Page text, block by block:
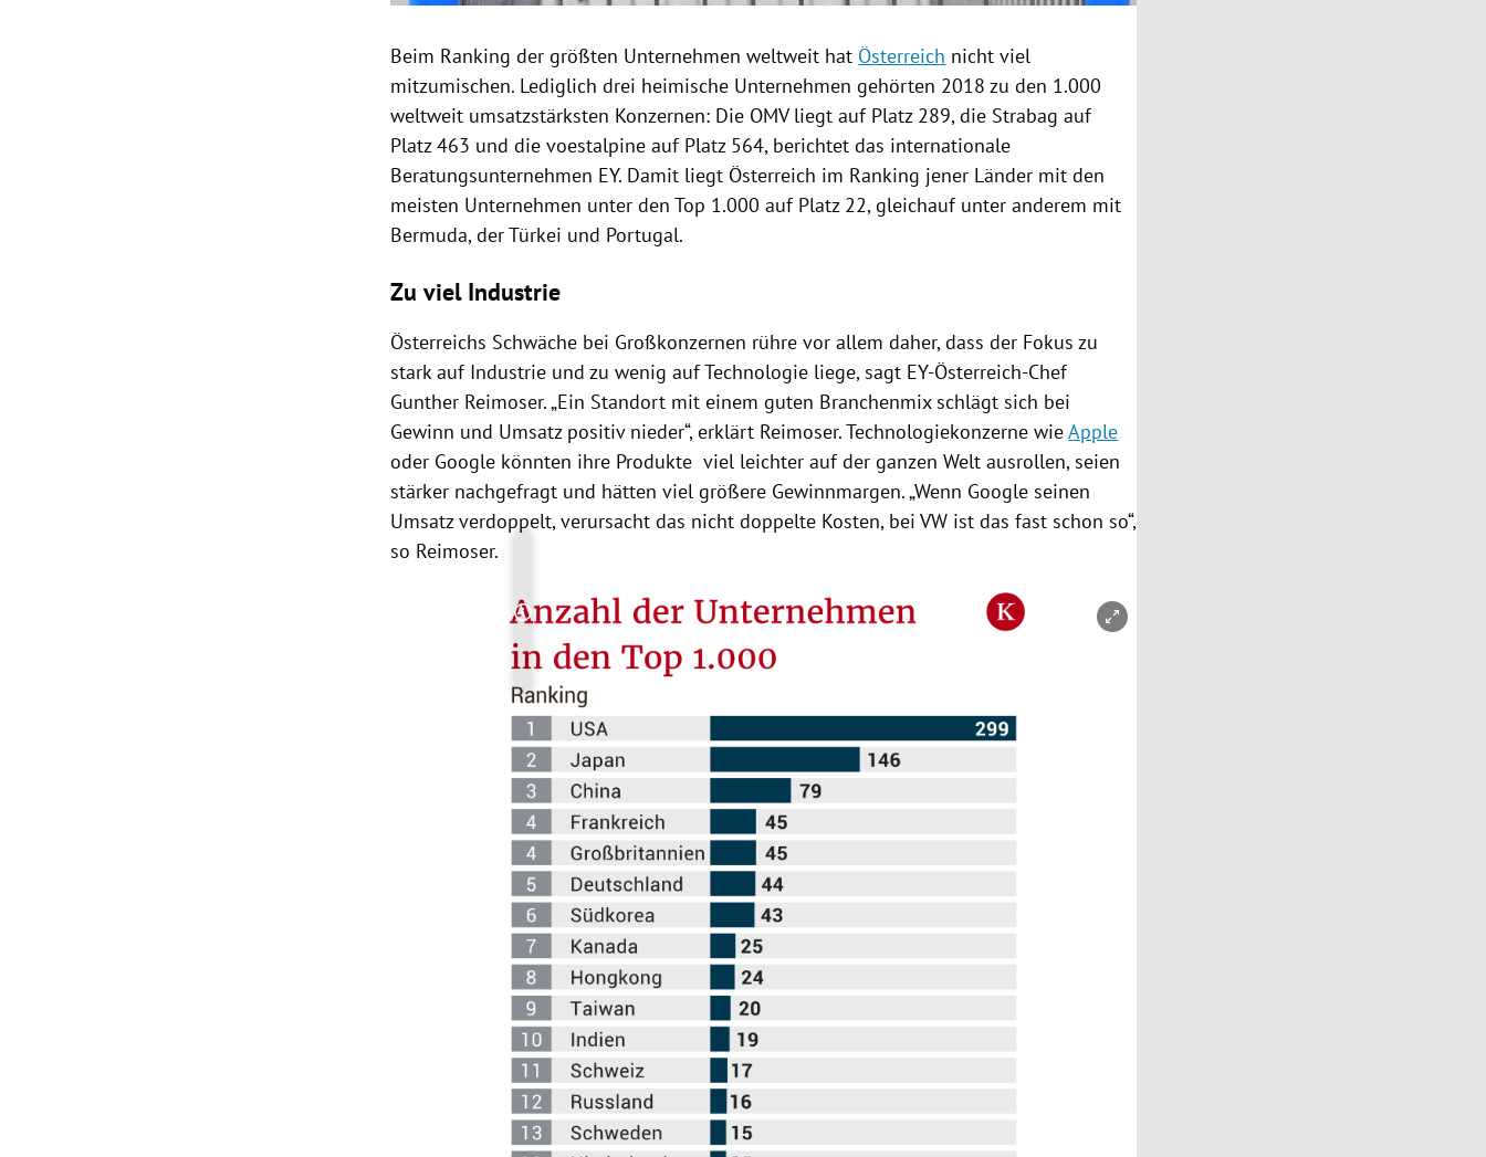
Beim Ranking der größten Unternehmen weltweit hat Österreich nicht viel
mitzumischen. Lediglich drei heimische Unternehmen gehörten 2018 zu den 1.000
weltweit umsatzstärksten Konzernen: Die OMVliegt auf Platz 289, die Strabag auf
Platz 463 und dievoestalpine auf Platz 564, berichtet das internationale
Beratungsunternehmen EY. Damit liegt Österreich im Ranking jener Länder mit den
meisten Unternehmen unter den Top 1.000 auf Platz 22, gleichauf unter anderem mit
Bermuda, derTürkei und Portugal.
Zu viel Industrie
Österreichs Schwäche bei Großkonzernen rühre vor allem daher, dass der Fokus zu
stark auf Industrie und zu wenig auf Technologie liege, sagt EY-Österreich-Chef
Gunther Reimoser. „Ein Standort mit einem guten Branchenmix schlägt sich bei
Gewinn und Umsatz positiv nieder“, erklärt Reimoser. Technologiekonzerne wieApple
oder Google könnten ihre Produkte viel leichter auf der ganzen Welt ausrollen, seien
stärker nachgefragt und hätten viel größere Gewinnmargen. „Wenn Google seinen
Umsatz verdoppelt, verursacht das nicht doppelte Kosten, beiVW ist das fast schon so“,
so Reimoser.
Copyright-Hinweis öffnen/schließen